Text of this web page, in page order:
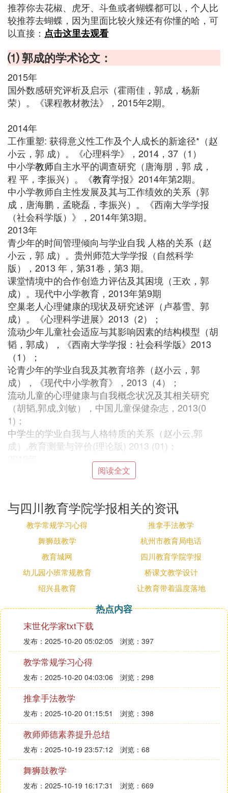
推荐你去花椒、虎牙、斗鱼或者蝴蝶都可以，个人比
较推荐去蝴蝶，因为里面比较火辣还有你懂的哈，可
以直接： 点击这里去观看
⑴ 郭成的学术论文：
2015年
国外数感研究评析及启示（霍雨佳，郭成，杨新
荣）。《课程教材教法》，2015年2期。
2014年
工作重塑: 获得意义性工作及个人成长的新途径*（赵
小云，郭 成）。《心理科学》，2014，37（1）
中小学教师自主水平的调查研究（唐海朋，郭 成，
程 平，李振兴）。《教育学报》2014年第2期。
中小学教师自主性发展及其与工作绩效的关系（郭
成，唐海鹏，孟晓磊，李振兴）。《西南大学学报
（社会科学版）》，2014年第3期。
2013年
青少年的时间管理倾向与学业自我 人格的关系（赵
小云，郭 成）。贵州师范大学学报（自然科学
版），2013 年，第31卷，第3 期。
课堂情境中的合作创造力评估及其困境（王欢，郭
成）。现代中小学教育，2013年第9期
空巢老人心理健康的现状及研究述评（卢慕雪、郭
成）。《心理科学进展》2013（2）；
流动少年儿童社会适应与其影响因素的结构模型（胡
韬，郭成），《西南大学学报：社会科学版》2013
（1）；
论青少年的学业自我及其教育培养（赵小云，郭
成），《现代中小学教育》，2013（4）；
流动儿童的心理健康与自我概念状况及其相关研究
（胡韬,郭成,刘敏），中国儿童保健杂志，2013(0
1)；
中学生的学业自我与人格特质的关系（赵小云,郭
成）,教育测量与评价(理论版) 2013 (01)；
西南地区中小学教师心理健康状况的调查分析（刘
杨,郭成）,中国健康教育 2012(10)；
（赵小云,郭成）,心理研究 2012(05)；
贵阳市流动儿童社会适应状况分析（胡韬,李建年,郭
成）,中国学校卫生2012(09)；
教育国际化视野下双语教育的实践和反思（李艳,伍
思翰,郭成）， 现代中小学教育2012（05）；
浅论教育国际化视野下的双语教育（李艳,张虹,伍思
翰,郭成,刘衍玲）,教育与
研究 2012(05)；
芳,郭成,罗琴）,长春理工大学学报 2012(04)；
小学生个性和谐发展的途径与方法（赵占锋,郭倩,马
娟,郭成），现代中小学教育 2012(03)；
土家、苗、侗、藏族高中生学业自我的发展特点及对
策（赵小云,郭成）， 心理科学 2012(02)；
班级团体辅导的应用探析（谷萌,郭成）,中小学心理
健康教育 2012(06)；
国内教师心理健康研究述评（郭成,阳红）,四川文理
学院学报 2012(02)；
性别刻板印象的研究综述（毛文娟,高淳海,郭成）,吉
林省教育学院学报(上旬) 2012(03)；
被洞悉错觉的综述研究（毛文娟,郭成），四川教育
学院学报 2012(02)；
初中生考试焦虑与学业成就归因方式相关研究 （李
丹萍,郭成）,内蒙古师范大学学报(教育科学版) 2012
阅读全文
与四川教育学院学报相关的资讯
教学常规学习心得
推拿手法教学
舞狮鼓教学
杭州市教育局电话
教育城网
四川教育学院学报
幼儿园小班常规教育
桥课文教学设计
绍兴县教育
让教育带着温度落地
热点内容
末世化学家txt下载
发布：2025-10-20 05:02:05 浏览：397
教学常规学习心得
发布：2025-10-20 04:03:06 浏览：298
推拿手法教学
发布：2025-10-20 01:15:51 浏览：398
教师师德素养提升总结
发布：2025-10-19 23:57:12 浏览：68
舞狮鼓教学
发布：2025-10-19 16:17:31 浏览：669